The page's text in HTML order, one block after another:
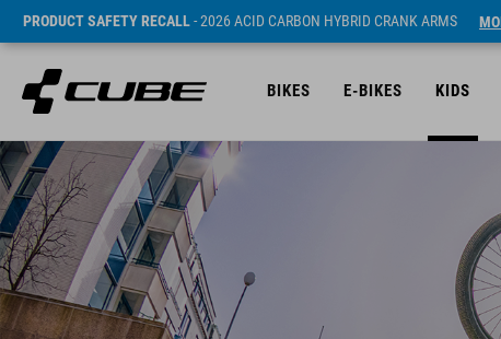
PRODUCT SAFETY RECALL- 2026 ACID CARBON HYBRID CRANK ARMS
BIKES E-BIKES KIDS